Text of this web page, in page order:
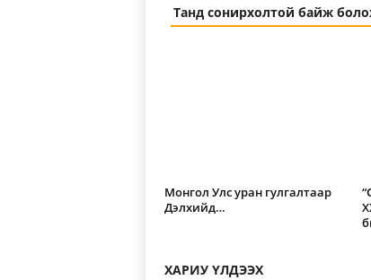
Танд сонирхолтой байж
Монгол Улс уран гулгалтаар
Дэлхийд…
ХАРИУ ҮЛДЭЭХ